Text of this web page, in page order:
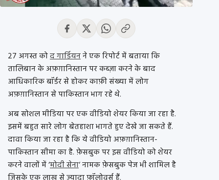
27 अगस्त कोद गार्डियनने एक रिपोर्ट में बताया कि
तालिबान के अफ़ग़ानिस्तान पर कब्ज़ा करने के बाद
आधिकारिक बॉर्डर से होकर काफ़ी संख्या में लोग
अफ़ग़ानिस्तान से पाकिस्तान भाग रहे थे.
अब सोशल मीडिया पर एक वीडियो शेयर किया जा रहा है.
इसमें बहुत सारे लोग बेतहाशा भागते हुए देखे जा सकते हैं.
दावा किया जा रहा है कि ये वीडियो अफ़ग़ानिस्तान-
पाकिस्तान सीमा का है. फ़ेसबुक पर इस वीडियो को शेयर
करने वालों में ‘मोदी सेना‘ नामक फ़ेसबुक पेज भी शामिल है